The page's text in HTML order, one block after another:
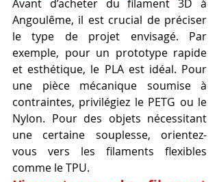
Avant d’acheter du filament 3D à
Angoulême, il est crucial de préciser
le type de projet envisagé. Par
exemple, pour un prototype rapide
et esthétique, le PLA est idéal. Pour
une pièce mécanique soumise à
contraintes, privilégiez le PETG ou le
Nylon. Pour des objets nécessitant
une certaine souplesse, orientez-
vous vers les filaments flexibles
comme le TPU.